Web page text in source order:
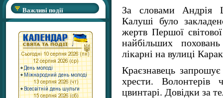
Важливі події
За словами Андрія
Калуші було
жертв Першої
найбільших
лікарні на вулиці
Краєзнавець
хрести. Волонтерів
цвинтарі. Довідки за